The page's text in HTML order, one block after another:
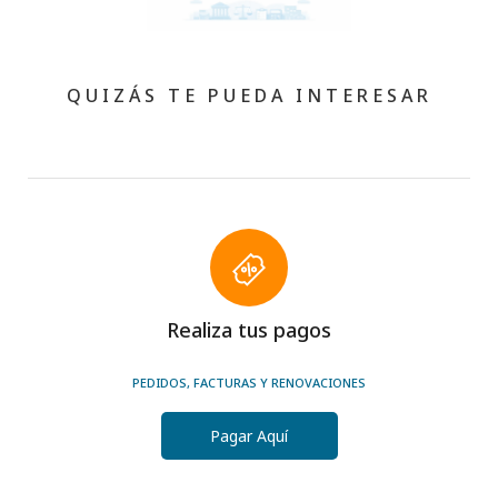
QUIZÁS TE PUEDA INTERESAR
Realiza tus pagos
PEDIDOS, FACTURAS Y RENOVACIONES
Pagar Aquí